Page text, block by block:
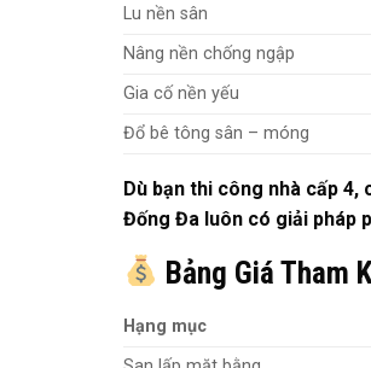
Lu nền sân
Nâng nền chống ngập
Gia cố nền yếu
Đổ bê tông sân – móng
Dù bạn thi công nhà cấp 4,
Đống Đa luôn có giải pháp
Bảng Giá Tham
Hạng mục